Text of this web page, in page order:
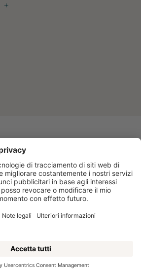
+
Informativa sulla privacy